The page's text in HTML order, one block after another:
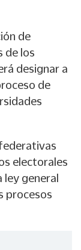
de
de los
designar a
de
electorales
ley general
procesos